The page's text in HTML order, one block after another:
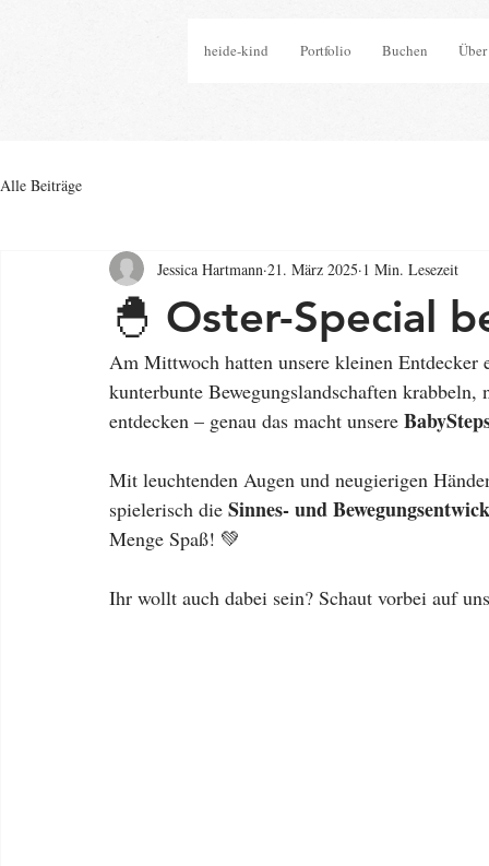
heide-kind Portfolio Buchen
Alle Beiträge
🐣 Oster-Special
Jessica Hartmann 21. März 2025 1 Min. Lesezeit
Am Mittwoch hatten unsere kleinen Entdecker
kunterbunte Bewegungslandschaften
entdecken – genau das macht unsere
Mit leuchtenden Augen und neugierigen
spielerisch die Sinnes- und
Menge Spaß! 💚
Ihr wollt auch dabei sein? Schaut vorbei auf